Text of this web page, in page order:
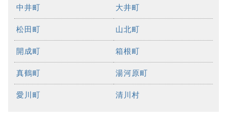
中井町 大井町
松田町 山北町
開成町 箱根町
真鶴町 湯河原町
愛川町 清川村